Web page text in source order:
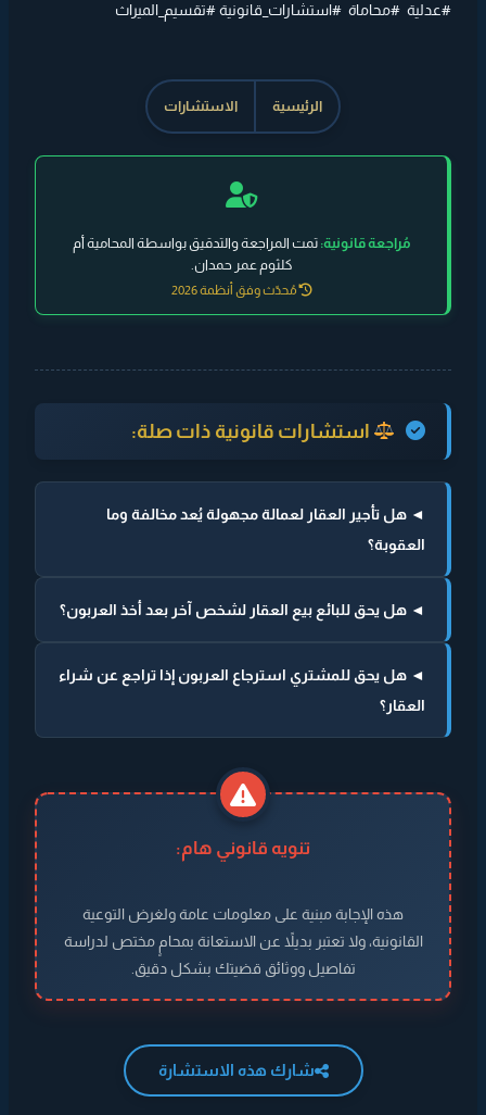
#عدلية #محاماة #استشارات_قانونية #تقسيم_الميراث
الرئيسية الاستشارات
مُراجعة قانونية: تمت المراجعة والتدقيق بواسطة المحامية أم
كلثوم عمر حمدان.
مُحدّث وفق أنظمة 2026
استشارات قانونية ذات صلة:
◄ هل تأجير العقار لعمالة مجهولة يُعد مخالفة وما
العقوبة؟
◄ هل يحق للبائع بيع العقار لشخص آخر بعد أخذ العربون؟
◄ هل يحق للمشتري استرجاع العربون إذا تراجع عن شراء
العقار؟
تنويه قانوني هام:
هذه الإجابة مبنية على معلومات عامة ولغرض التوعية
القانونية، ولا تعتبر بديلاً عن الاستعانة بمحامٍ مختص لدراسة
تفاصيل ووثائق قضيتك بشكل دقيق.
شارك هذه الاستشارة